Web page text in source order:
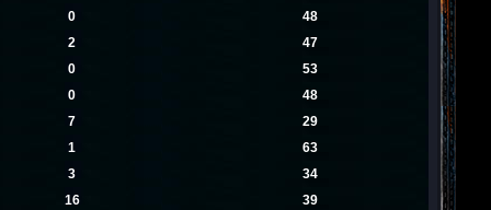
0
48
2
47
0
53
0
48
7
29
1
63
3
34
16
39